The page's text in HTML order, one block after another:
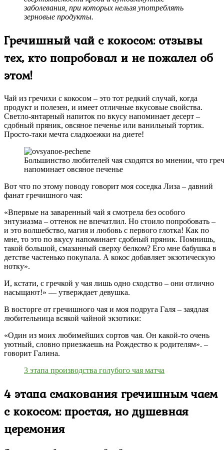
заболевания, при которых нельзя употреблять
зерновые продукты.
Гречишный чай с кокосом: отзывы
тех, кто попробовал и не пожалел об
этом!
Чай из гречихи с кокосом – это тот редкий случай, когда
продукт и полезен, и имеет отличные вкусовые свойства.
Светло-янтарный напиток по вкусу напоминает десерт –
сдобный пряник, овсяное печенье или ванильный тортик.
Просто-таки мечта сладкоежки на диете!
Большинство любителей чая сходятся во мнении, что
напоминает овсяное печенье
Вот что по этому поводу говорит моя соседка Лиза – давний
фанат гречишного чая:
«Впервые на заваренный чай я смотрела без особого
энтузиазма – оттенок не впечатлил. Но стоило попробовать –
и это волшебство, магия и любовь с первого глотка! Как по
мне, то это по вкусу напоминает сдобный пряник. Помнишь,
такой большой, смазанный сверху белком? Его мне бабушка в
детстве частенько покупала. А кокос добавляет экзотическую
нотку».
И, кстати, с гречкой у чая лишь одно сходство – они отлично
насыщают!» — утверждает девушка.
В восторге от гречишного чая и моя подруга Галя – заядлая
любительница всякой чайной экзотики:
«Один из моих любимейших сортов чая. Он какой-то очень
уютный, словно приезжаешь на Рождество к родителям». –
говорит Галина.
3 этапа производства голубого чая матча
4 этапа смакования гречишным чаем
с кокосом: простая, но душевная
церемония